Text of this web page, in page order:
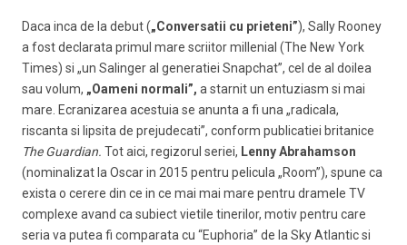
Daca inca de la debut („Conversatii cu prieteni”), Sally Rooney
a fost declarata primul mare scriitor millenial (The New York
Times) si „un Salinger al generatiei Snapchat”, cel de al doilea
sau volum, „Oameni normali”, a starnit un entuziasm si mai
mare. Ecranizarea acestuia se anunta a fi una „radicala,
riscanta si lipsita de prejudecati”, conform publicatiei britanice
The Guardian. Tot aici, regizorul seriei, Lenny Abrahamson
(nominalizat la Oscar in 2015 pentru pelicula „Room”), spune ca
exista o cerere din ce in ce mai mai mare pentru dramele TV
complexe avand ca subiect vietile tinerilor, motiv pentru care
seria va putea fi comparata cu “Euphoria” de la Sky Atlantic si